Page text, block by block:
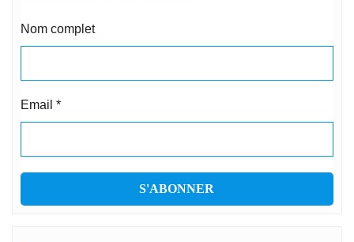
Nom complet
Email *